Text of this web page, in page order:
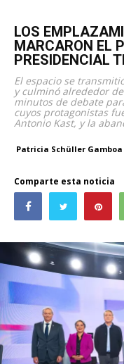
LOS
MARCARON EL
PRESIDENCIAL
El espacio se
y culminó alrededor
minutos de debate
cuyos protagonistas
Antonio Kast, y la
Patricia Schüller Gamboa
Comparte esta noticia